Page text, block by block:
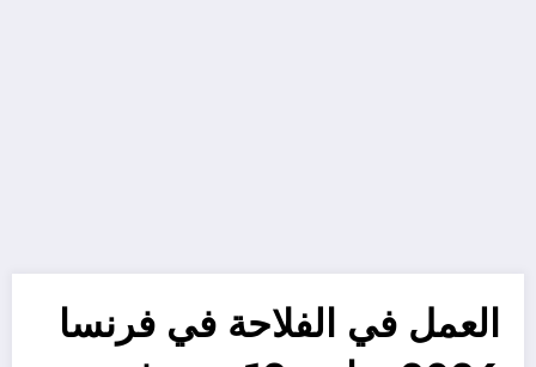
العمل في الفلاحة في فرنسا